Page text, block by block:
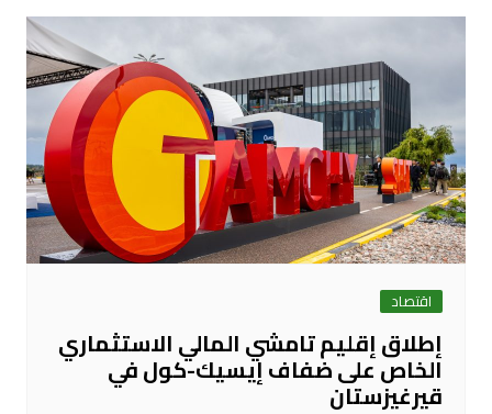
اقتصاد
إطلاق إقليم تامشي المالي الاستثماري
الخاص على ضفاف إيسيك-كول في
قيرغيزستان